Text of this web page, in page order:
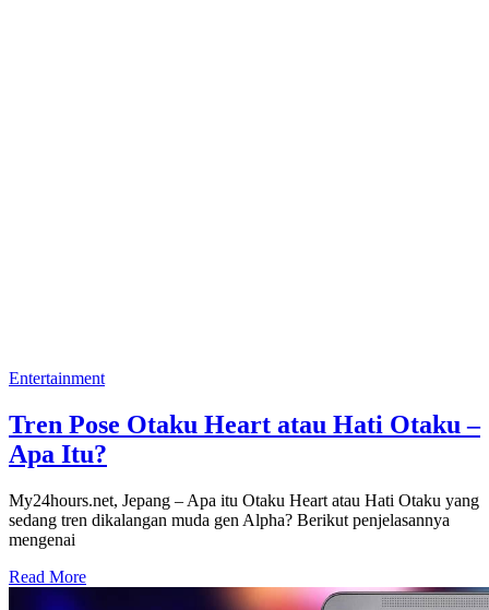
Entertainment
Tren Pose Otaku Heart atau Hati Otaku –
Apa Itu?
My24hours.net, Jepang – Apa itu Otaku Heart atau Hati Otaku yang
sedang tren dikalangan muda gen Alpha? Berikut penjelasannya
mengenai
Read More